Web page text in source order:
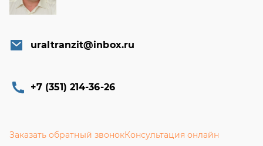
uraltranzit@inbox.ru
+7 (351) 214-36-26
Заказать обратный звонокКонсультация онлайн